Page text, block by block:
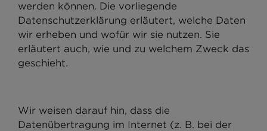
werden können. Die vorliegende
Datenschutzerklärung erläutert, welche Daten
wir erheben und wofür wir sie nutzen. Sie
erläutert auch, wie und zu welchem Zweck das
geschieht.
Wir weisen darauf hin, dass die
Datenübertragung im Internet (z. B. bei der